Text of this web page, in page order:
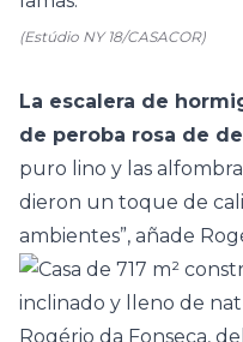
(Estúdio NY 18/CASACOR)
La escalera de
de peroba rosa de
puro lino y las
dieron un toque de
ambientes”, añade